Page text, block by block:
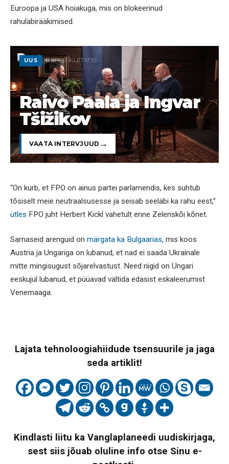
Euroopa ja USA hoiakuga, mis on blokeerinud
rahuläbirääkimised.
UUS
Raivo Paala ja Ingvar
Tšižikov
VAATA INTERVJUUD
“On kurb, et FPO on ainus partei parlamendis, kes suhtub
tõsiselt meie neutraalsusesse ja seisab seeläbi ka rahu eest,”
ütles FPO juht Herbert Kickl vahetult enne Zelenskõi kõnet.
Sarnaseid arenguid on märgata ka Bulgaarias, mis koos
Austria ja Ungariga on lubanud, et nad ei saada Ukrainale
mitte mingisugust sõjarelvastust. Need riigid on Ungari
eeskujul lubanud, et püüavad vältida edasist eskaleerumist
Venemaaga.
Lajata tehnoloogiahiidude tsensuurile ja jaga
seda artiklit!
Kindlasti liitu ka Vanglaplaneedi uudiskirjaga,
sest siis jõuab oluline info otse Sinu e-